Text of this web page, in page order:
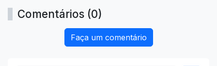
Comentários (0)
Faça um comentário